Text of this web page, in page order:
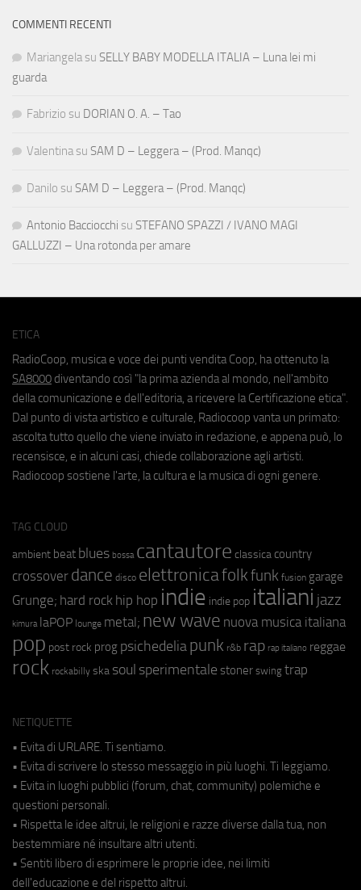
COMMENTI RECENTI
Mariangela su SELLY BABY MODELLA ITALIA – Luna lei mi
guarda
Fabrizio su DORIAN O. A. – Tao
Valentina su SAM D – Leggera – (Prod. Manqc)
Danilo su SAM D – Leggera – (Prod. Manqc)
Antonio Bacciocchi su STEFANO SPAZZI / IVANO MAGI
GALLUZZI – Una rotonda per amare
ETICA
RadioCoop, musica e voce dei punti vendita Coop, ha ottenuto la
SA8000 diventando così "la prima azienda al mondo, nell'ambito
della comunicazione e dell'editoria, a ricevere la Certificazione etica".
Dal punto di vista artistico e culturale, Radiocoop vanta un primato:
ascolta tutto quello che viene inviato in redazione, e appena può, lo
recensisce, e in alcuni casi, chiede collaborazione agli artisti.
Radiocoop sostiene l'arte, la cultura e la musica di ogni genere.
TAG CLOUD
ambient beat blues bossa cantautore classica country
crossover dance disco elettronicafolkfunk fusion garage
Grunge; hard rock hip hop indie indie pop italiani jazz
kimura laPOP lounge metal; new wave nuova musica italiana
pop post rock prog psichedeliapunk r&b rap rap italiano reggae
rock rockabilly ska soul sperimentale stoner swing trap
NETIQUETTE
• Evita di URLARE. Ti sentiamo.
• Evita di scrivere lo stesso messaggio in più luoghi. Ti leggiamo.
• Evita in luoghi pubblici (forum, chat, community) polemiche e
questioni personali.
• Rispetta le idee altrui, le religioni e razze diverse dalla tua, non
bestemmiare né insultare altri utenti.
• Sentiti libero di esprimere le proprie idee, nei limiti
dell'educazione e del rispetto altrui.